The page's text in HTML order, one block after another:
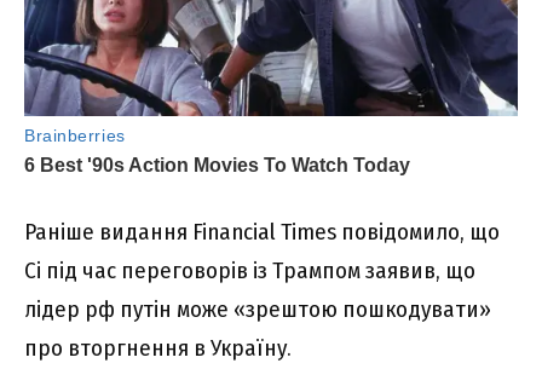
Раніше видання Financial Times повідомило, що
Сі під час переговорів із Трампом заявив, що
лідер рф путін може «зрештою пошкодувати»
про вторгнення в Україну.